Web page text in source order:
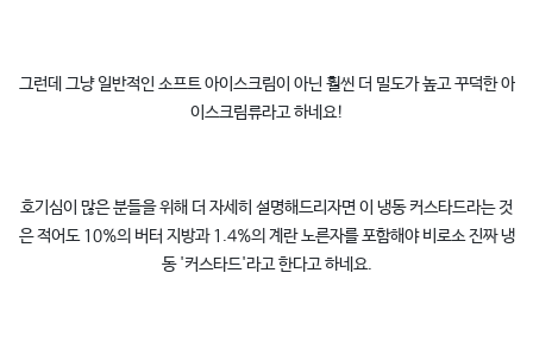
그런데 그냥 일반적인 소프트 아이스크림이 아닌 훨씬 더 밀도가 높고 꾸덕한 아
이스크림류라고 하네요!
호기심이 많은 분들을 위해 더 자세히 설명해드리자면 이 냉동 커스타드라는 것
은 적어도 10%의 버터 지방과 1.4%의 계란 노른자를 포함해야 비로소 진짜 냉
동 '커스타드'라고 한다고 하네요.